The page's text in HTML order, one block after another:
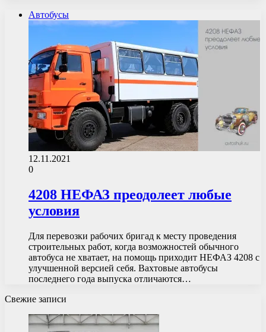
Автобусы
12.11.2021
0
4208 НЕФАЗ преодолеет любые
условия
Для перевозки рабочих бригад к месту проведения
строительных работ, когда возможностей обычного
автобуса не хватает, на помощь приходит НЕФАЗ 4208 с
улучшенной версией себя. Вахтовые автобусы
последнего года выпуска отличаются…
Свежие записи